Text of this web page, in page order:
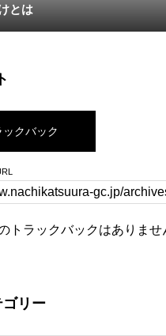
とは
クバック
トラックバックはありませ
ゴリー